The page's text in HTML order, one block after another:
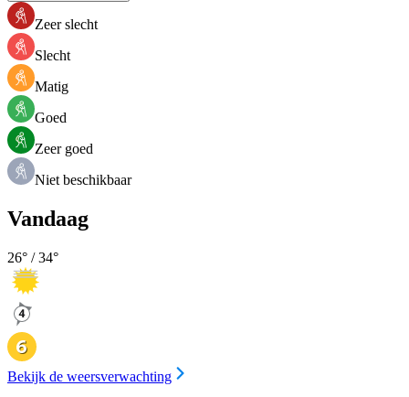
Zeer slecht
Slecht
Matig
Goed
Zeer goed
Niet beschikbaar
Vandaag
26° /34°
Bekijk de weersverwachting